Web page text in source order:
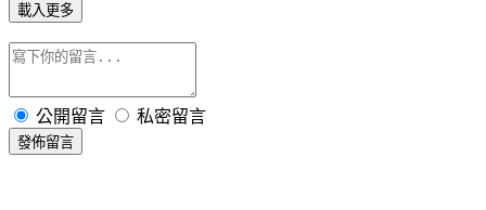
載入更多
公開留言 私密留言
發佈留言